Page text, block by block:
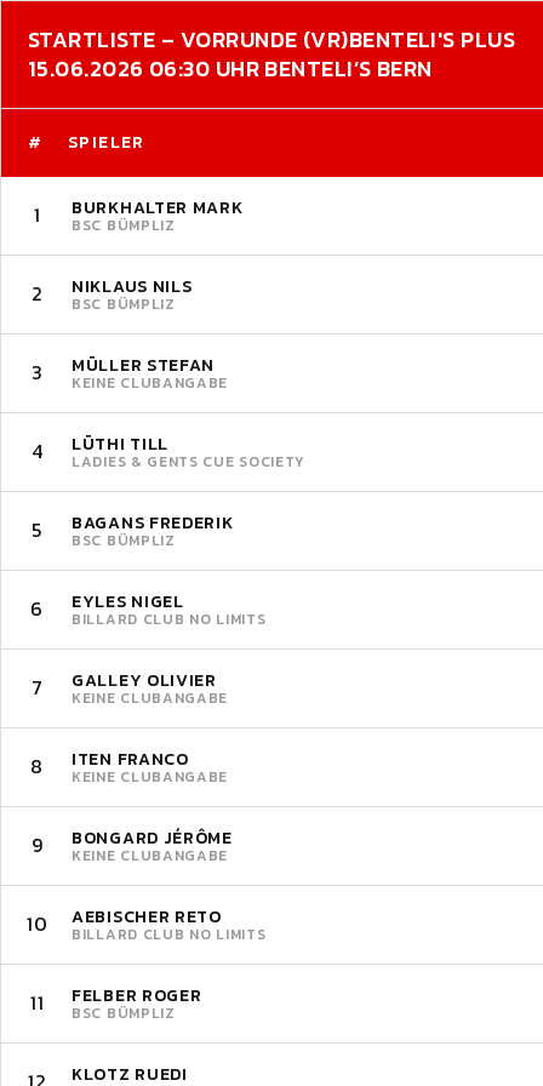
STARTLISTE – VORRUNDE (VR)BENTELI'S PLUS
15.06.2026 06:30 UHR BENTELI’S BERN
# SPIELER
1 BURKHALTER MARK
BSC BÜMPLIZ
2 NIKLAUS NILS
BSC BÜMPLIZ
3 MÜLLER STEFAN
KEINE CLUBANGABE
4 LÜTHI TILL
LADIES & GENTS CUE SOCIETY
5 BAGANS FREDERIK
BSC BÜMPLIZ
6 EYLES NIGEL
BILLARD CLUB NO LIMITS
7 GALLEY OLIVIER
KEINE CLUBANGABE
8 ITEN FRANCO
KEINE CLUBANGABE
9 BONGARD JÉRÔME
KEINE CLUBANGABE
10 AEBISCHER RETO
BILLARD CLUB NO LIMITS
11 FELBER ROGER
BSC BÜMPLIZ
KLOTZ RUEDI